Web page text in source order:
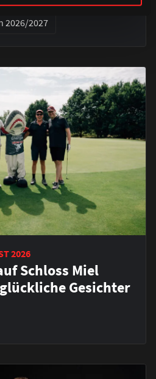
2026/2027
2026
Schloss Miel
Gesichter